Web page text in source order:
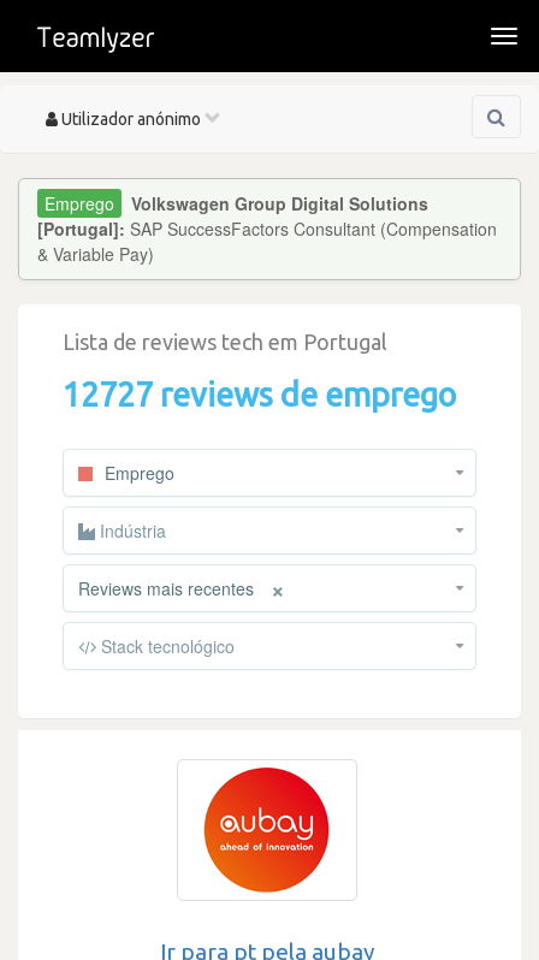
Toggle
Utilizador anónimo
Volkswagen Group Digital Solutions
[Portugal]: SAP SuccessFactors Consultant (Compensation
& Variable Pay)
Lista de reviews tech em Portugal
12727 reviews de emprego
Emprego
Indústria
×
Reviews mais recentes
Stack tecnológico
Ir para pt pela aubay